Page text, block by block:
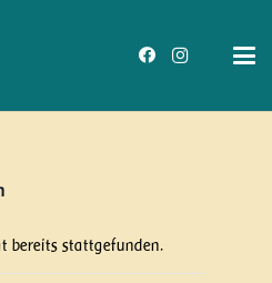
bereits stattgefunden.